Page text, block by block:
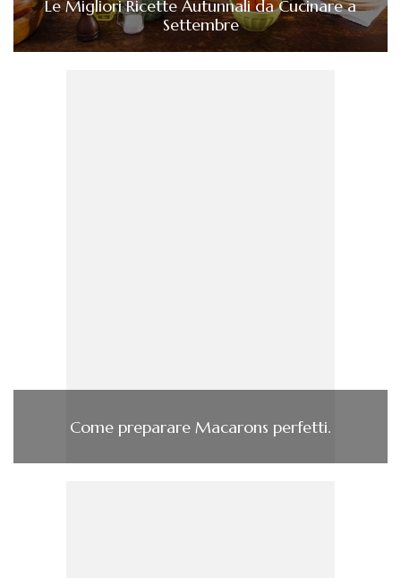
Le Migliori Ricette Autunnali da Cucinare a
Settembre
Come preparare Macarons perfetti.